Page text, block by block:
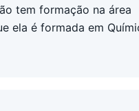
tem formação na área
ela é formada em